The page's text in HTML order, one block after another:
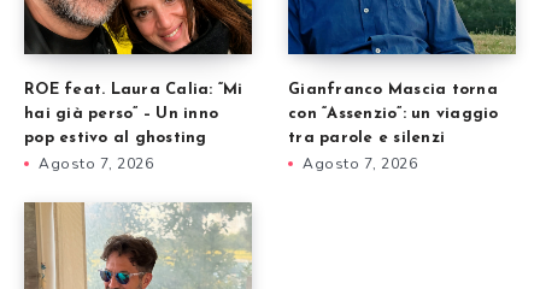
ROE feat. Laura Calia: “Mi
hai già perso” – Un inno
pop estivo al ghosting
Agosto 7, 2026
Gianfranco Mascia torna
con “Assenzio”: un viaggio
tra parole e silenzi
Agosto 7, 2026